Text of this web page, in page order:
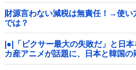
財源言わない減税は無責任！→使い
では？
|●|「ピクサー最大の失敗だ」と日
カ産アニメが話題に、日本と韓国の
わ……